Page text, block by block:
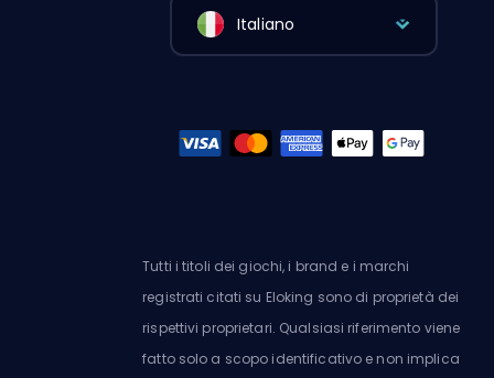
Italiano
Tutti i titoli dei giochi, i brand e i marchi
registrati citati su Eloking sono di proprietà dei
rispettivi proprietari. Qualsiasi riferimento viene
fatto solo a scopo identificativo e non implica